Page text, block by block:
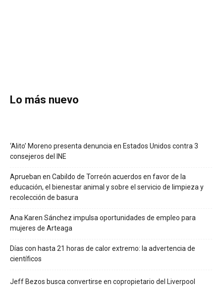
Lo más nuevo
‘Alito’ Moreno presenta denuncia en Estados Unidos contra 3
consejeros del INE
Aprueban en Cabildo de Torreón acuerdos en favor de la
educación, el bienestar animal y sobre el servicio de limpieza y
recolección de basura
Ana Karen Sánchez impulsa oportunidades de empleo para
mujeres de Arteaga
Días con hasta 21 horas de calor extremo: la advertencia de
científicos
Jeff Bezos busca convertirse en copropietario del Liverpool